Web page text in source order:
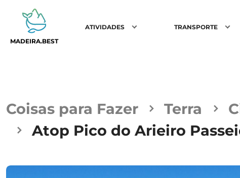
MADEIRA.BEST
ATIVIDADES TRANSPORTE
Coisas para Fazer Terra
Atop Pico do Arieiro